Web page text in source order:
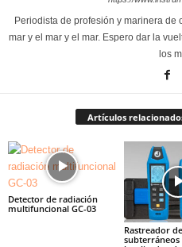
Periodista de profesión y marinera de
mar y el mar y el mar. Espero dar la
los
Artículos
Detector de radiación
multifuncional GC-03
Rastreador
subterráneos